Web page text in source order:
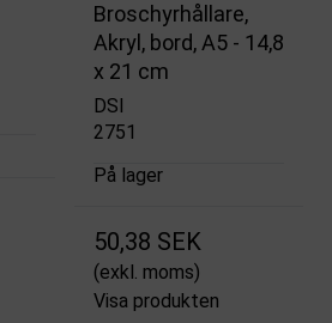
Broschyrhållare,
Akryl, bord, A5 - 14,8
x 21 cm
DSI
2751
På lager
50,38 SEK
(exkl. moms)
Visa produkten